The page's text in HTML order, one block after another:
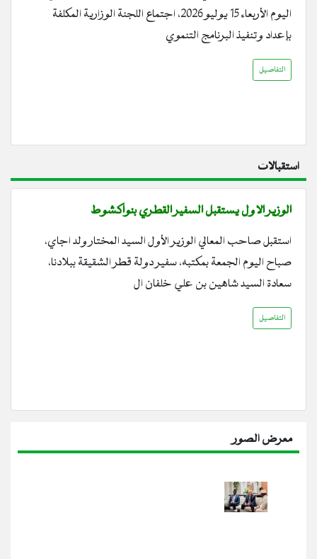
اليوم الأربعاء 15 يوليو 2026، اجتماع اللجنة الوزارية المكلفة
بإعداد وتنفيذ البرنامج التنموي
التفاصيل
استقبالات
الوزير الأول يستقبل السفير القطري بنواكشوط
استقبل صاحب المعالي الوزير الأول السيد المختار ولد اجاي،
صباح اليوم الجمعة بمكتبه، سفير دولة قطر الشقيقة ببلادنا،
سعادة السيد شاهين بن علي خلفان ال
التفاصيل
معرض الصور